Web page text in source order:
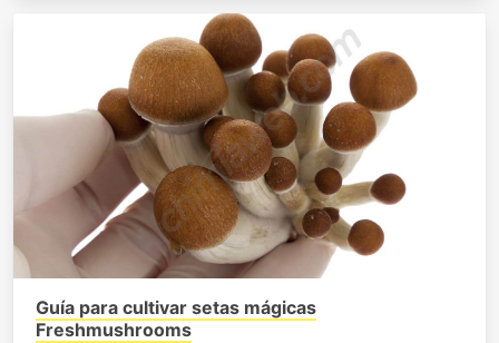
Guía para cultivar setas mágicas
Freshmushrooms